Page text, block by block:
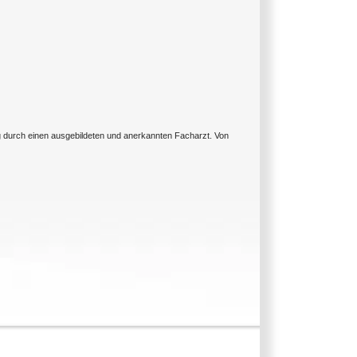
einen ausgebildeten und anerkannten Facharzt. Von